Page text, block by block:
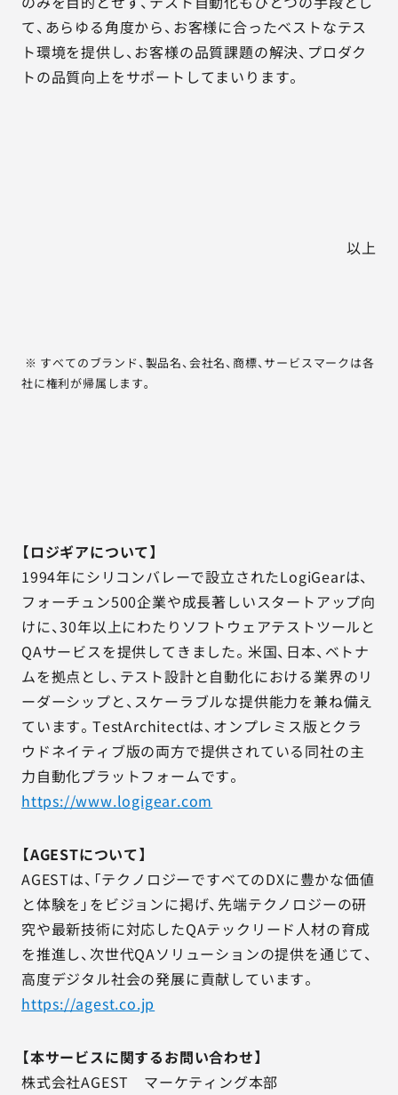
て、あらゆる角度から、お客様に合ったベストなテス
ト環境を提供し、お客様の品質課題の解決、プロダク
トの品質向上をサポートしてまいります。
以上
※ すべてのブランド、製品名、会社名、商標、サービスマークは各
社に権利が帰属します。
【ロジギアについて】
1994年にシリコンバレーで設立されたLogiGearは、
フォーチュン500企業や成長著しいスタートアップ向
けに、30年以上にわたりソフトウェアテストツールと
QAサービスを提供してきました。米国、日本、ベトナ
ムを拠点とし、テスト設計と自動化における業界のリ
ーダーシップと、スケーラブルな提供能力を兼ね備え
ています。TestArchitectは、オンプレミス版とクラ
ウドネイティブ版の両方で提供されている同社の主
力自動化プラットフォームです。
https://www.logigear.com
【AGESTについて】
AGESTは、「テクノロジーですべてのDXに豊かな価値
と体験を」をビジョンに掲げ、先端テクノロジーの研
究や最新技術に対応したQAテックリード人材の育成
を推進し、次世代QAソリューションの提供を通じて、
高度デジタル社会の発展に貢献しています。
https://agest.co.jp
【本サービスに関するお問い合わせ】
株式会社AGEST マーケティング本部